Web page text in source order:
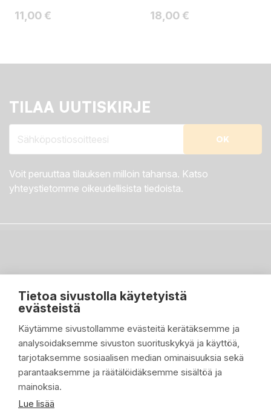
Tietoa sivustolla käytetyistä
evästeistä
Käytämme sivustollamme evästeitä kerätäksemme ja
analysoidaksemme sivuston suorituskykyä ja käyttöä,
tarjotaksemme sosiaalisen median ominaisuuksia sekä
parantaaksemme ja räätälöidäksemme sisältöä ja
mainoksia.
Lue lisää
Hinta
11,00 € Hinta
18,00 €
TILAA UUTISKIRJE
Voit peruuttaa tilauksen milloin tahansa. Katso
yhteystietomme oikeudellisista tiedoista.
PIKALINKIT
TUOTTEET